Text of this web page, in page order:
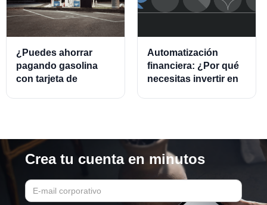
¿Puedes ahorrar
pagando gasolina
con tarjeta de
Automatización
financiera: ¿Por qué
necesitas invertir en
Crea tu cuenta en minutos